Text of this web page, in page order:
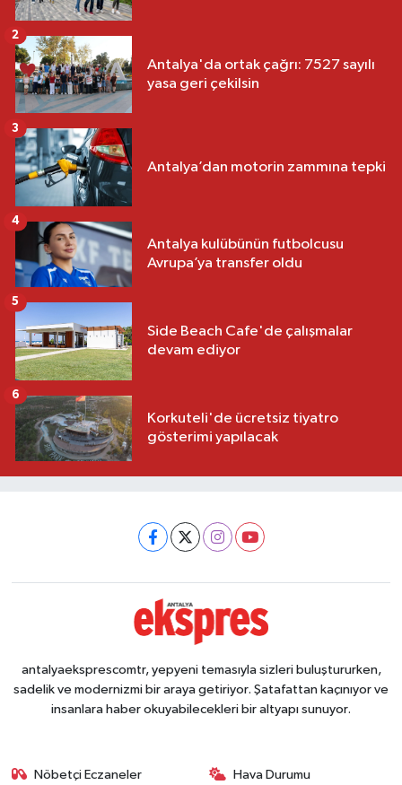
Antalya'da ortak çağrı: 7527 sayılı
yasa geri çekilsin
2
Antalya’dan motorin zammına tepki
3
Antalya kulübünün futbolcusu
Avrupa’ya transfer oldu
4
Side Beach Cafe'de çalışmalar
devam ediyor
5
Korkuteli'de ücretsiz tiyatro
gösterimi yapılacak
6
antalyaeksprescomtr, yepyeni temasıyla sizleri buluştururken,
sadelik ve modernizmi bir araya getiriyor. Şatafattan kaçınıyor ve
insanlara haber okuyabilecekleri bir altyapı sunuyor.
Nöbetçi Eczaneler Hava Durumu